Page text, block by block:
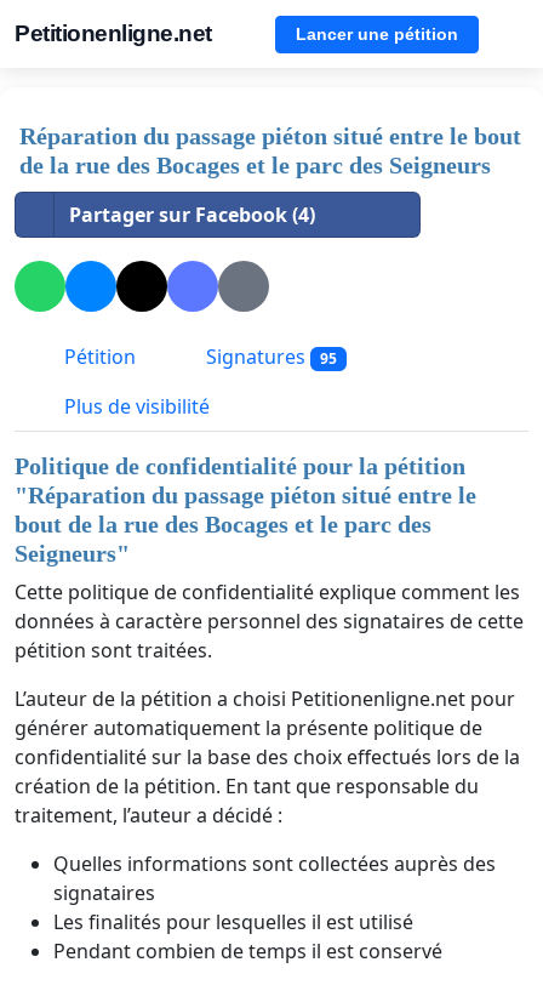
Petitionenligne.net Lancer une pétition
Réparation du passage piéton situé entre le bout
de la rue des Bocages et le parc des Seigneurs
Partager sur Facebook (4)
Pétition Signatures 95
Plus de visibilité
Politique de confidentialité pour la pétition
"Réparation du passage piéton situé entre le
bout de la rue des Bocages et le parc des
Seigneurs"
Cette politique de confidentialité explique comment les
données à caractère personnel des signataires de cette
pétition sont traitées.
L’auteur de la pétition a choisi Petitionenligne.net pour
générer automatiquement la présente politique de
confidentialité sur la base des choix effectués lors de la
création de la pétition. En tant que responsable du
traitement, l’auteur a décidé :
Quelles informations sont collectées auprès des
signataires
Les finalités pour lesquelles il est utilisé
Pendant combien de temps il est conservé